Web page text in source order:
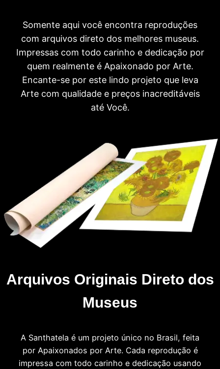
Somente aqui você encontra reproduções
com arquivos direto dos melhores museus.
Impressas com todo carinho e dedicação por
quem realmente é Apaixonado por Arte.
Encante-se por este lindo projeto que leva
Arte com qualidade e preços inacreditáveis
até Você.
Arquivos Originais Direto dos
Museus
A Santhatela é um projeto único no Brasil, feita
por Apaixonados por Arte. Cada reprodução é
impressa com todo carinho e dedicação usando